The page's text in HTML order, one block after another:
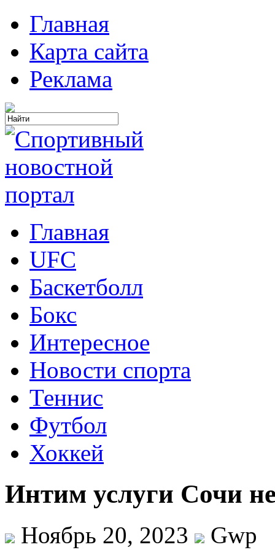
Главная
Карта сайта
Реклама
Главная
UFC
Баскетболл
Бокс
Интересное
Новости спорта
Теннис
Футбол
Хоккей
Интим услуги Сочи
Ноябрь 20, 2023
Gwp